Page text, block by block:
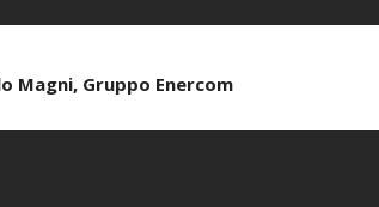
Magni, Gruppo Enercom